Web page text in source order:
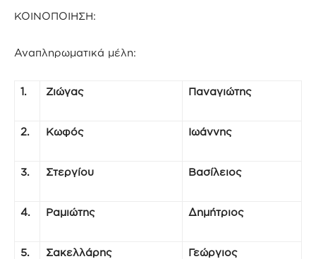
ΚΟΙΝΟΠΟΙΗΣΗ:
Αναπληρωματικά μέλη:
1. Ζιώγας Παναγιώτης
2. Κωφός Ιωάννης
3. Στεργίου Βασίλειος
4. Ραμιώτης Δημήτριος
5. Σακελλάρης Γεώργιος